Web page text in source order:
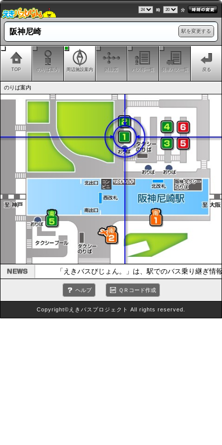
時 分
駅を変更する
阪神尼崎
TOP のりば案内 周辺施設案内 路線図 バス停一覧 発車バス一覧 戻る
のりば案内
「えきバスびじょん。」は、駅でのバス乗り継ぎ情
ヘルプ ＱＲコード作成
Copyright©えきバスプロジェクト All rights reserved.